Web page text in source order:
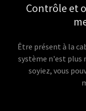
Contrôle et
Être présent à la
système n'est plus
soyiez, vous